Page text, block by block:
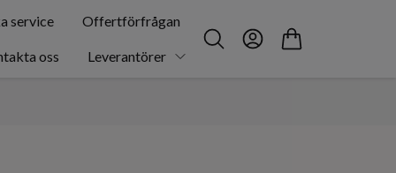
service Offertförfrågan
oss Leverantörer